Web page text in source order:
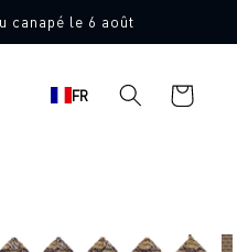
canapé le 6 août
FR
Panier
d'achat
de tissu gratuits